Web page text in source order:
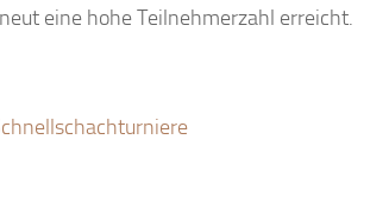
eine hohe Teilnehmerzahl erreicht.